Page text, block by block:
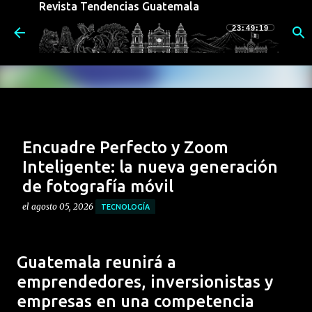
Revista Tendencias Guatemala
23:49:19
Encuadre Perfecto y Zoom
Inteligente: la nueva generación
de fotografía móvil
el agosto 05, 2026 TECNOLOGÍA
sólo destaca por sus componentes físicos, sino por la
integración de funciones inteligentes diseñadas para
aprovechar al máximo su formato plegable,
0
Guatemala reunirá a
emprendedores, inversionistas y
empresas en una competencia